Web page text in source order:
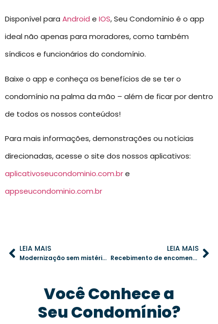
Disponível para Android e IOS, Seu Condomínio é o app
ideal não apenas para moradores, como também
síndicos e funcionários do condomínio.
Baixe o app e conheça os benefícios de se ter o
condomínio na palma da mão – além de ficar por dentro
de todos os nossos conteúdos!
Para mais informações, demonstrações ou notícias
direcionadas, acesse o site dos nossos aplicativos:
aplicativoseucondominio.com.bre
appseucondominio.com.br
LEIA MAIS
Modernização sem mistério: desvendando mitos sobre tecnologia na gestão condominial
LEIA MAIS
Recebimento de encomendas em condomínios: como melhorar com soluções digitais
Você Conhece a
Seu Condomínio?